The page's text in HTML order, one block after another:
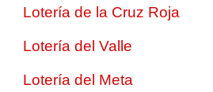
Lotería de la Cruz Roja
Lotería del Valle
Lotería del Meta